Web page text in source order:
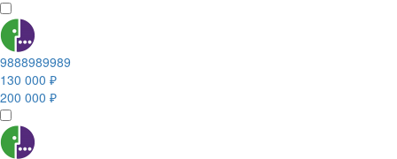
9888989989
130 000 ₽
200 000 ₽